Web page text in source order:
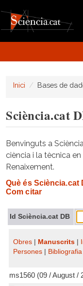
Inici Bases de
Sciència.cat
Benvinguts a
ciència i la tècnica
Renaixement.
Què és Sciència.cat
Com citar
Id Sciència.cat DB
Obres Manuscrits
Persones
Bibliografia
ms1560 (09 / August /